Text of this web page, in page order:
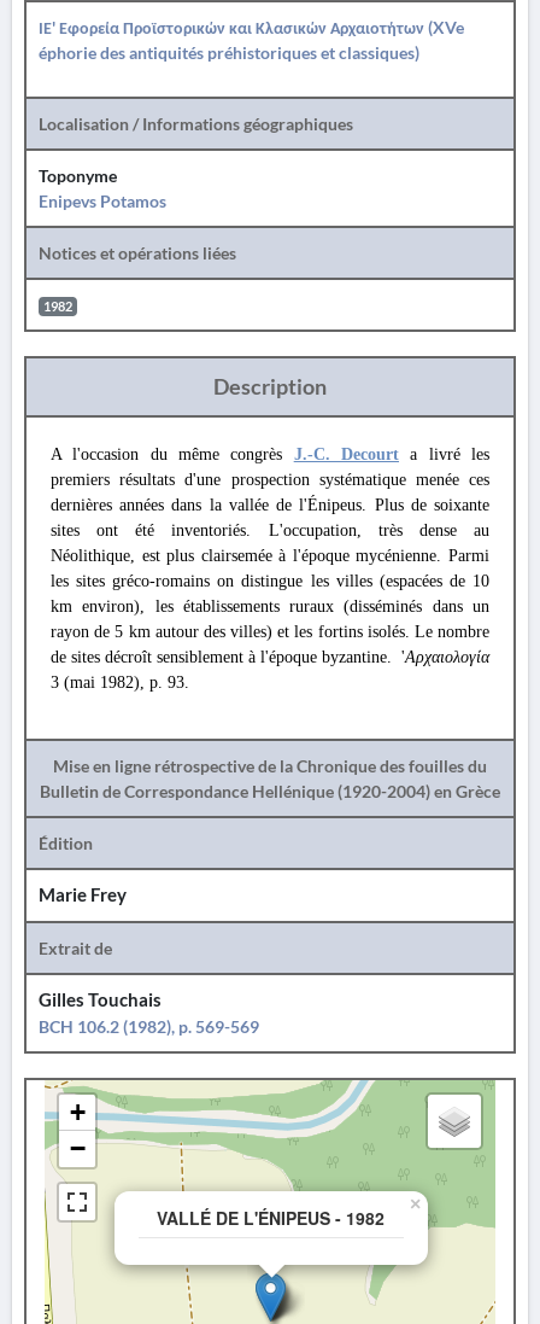
ΙΕ' Εφορεία Προϊστορικών και Κλασικών Αρχαιοτήτων (XVe
éphorie des antiquités préhistoriques et classiques)
Localisation / Informations géographiques
Toponyme
Enipevs Potamos
Notices et opérations liées
1982
Description
A l'occasion du même congrès J.-C. Decourt a livré les
premiers résultats d'une prospection systématique menée ces
dernières années dans la vallée de l'Énipeus. Plus de soixante
sites ont été inventoriés. L'occupation, très dense au
Néolithique, est plus clairsemée à l'époque mycénienne. Parmi
les sites gréco-romains on distingue les villes (espacées de 10
km environ), les établissements ruraux (disséminés dans un
rayon de 5 km autour des villes) et les fortins isolés. Le nombre
de sites décroît sensiblement à l'époque byzantine. 'Αρχαιολογία
3 (mai 1982), p. 93.
Mise en ligne rétrospective de la Chronique des fouilles du
Bulletin de Correspondance Hellénique (1920-2004) en Grèce
Édition
Marie Frey
Extrait de
Gilles Touchais
BCH 106.2 (1982), p. 569-569
VALLÉ DE L'ÉNIPEUS - 1982
×
+
−